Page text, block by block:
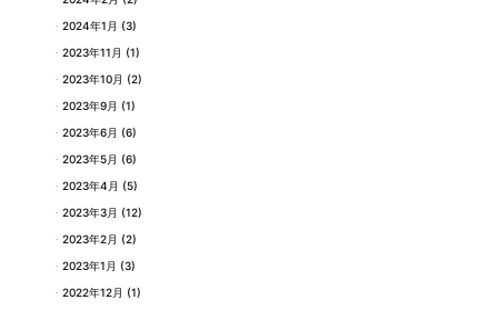
2024年1月 (3)
2023年11月 (1)
2023年10月 (2)
2023年9月 (1)
2023年6月 (6)
2023年5月 (6)
2023年4月 (5)
2023年3月 (12)
2023年2月 (2)
2023年1月 (3)
2022年12月 (1)